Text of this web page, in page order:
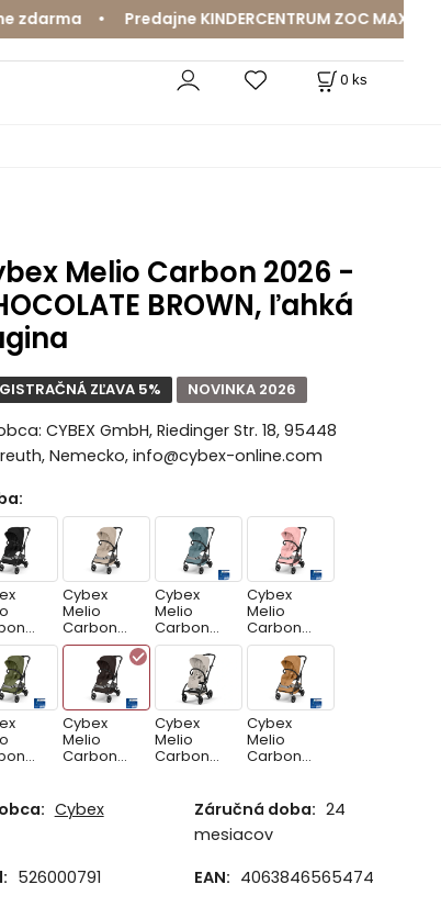
Predajne KINDERCENTRUM ZOC MAX a
0 ks
Melio Carbon 2026 -
BROWN, ľahká
ZĽAVA 5% NOVINKA 2026
CYBEX GmbH, Riedinger Str. 18, 95448
Nemecko, info@cybex-online.com
:
-
Cybex
Melio
Carbon
2026 -
ALMOND
BEIGE,
ľahká
bugina
Cybex
Melio
Carbon
2026 -
STORMY
BLUE, ľahká
bugina
Cybex
Melio
Carbon
2026 -
CANDY
PINK, ľahká
bugina
Cybex
Melio
Carbon
E BROWN,
ľahká
Cybex
Melio
Carbon
ľahká
Cybex
Melio
Carbon
YELLOW,
bugina
Cybex Záručná doba: 24
mesiacov
526000791 EAN: 4063846565474